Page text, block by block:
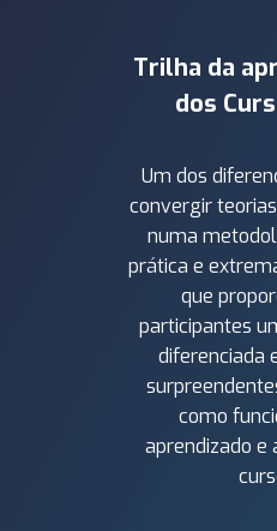
Trilha da
dos
Um dos
convergir
numa
prática e
que
participantes
diferenciada
como
aprendizado e